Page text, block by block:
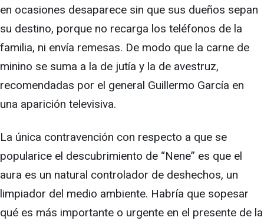
en ocasiones desaparece sin que sus dueños sepan
su destino, porque no recarga los teléfonos de la
familia, ni envía remesas. De modo que la carne de
minino se suma a la de jutía y la de avestruz,
recomendadas por el general Guillermo García en
una aparición televisiva.
La única contravención con respecto a que se
popularice el descubrimiento de “Nene” es que el
aura es un natural controlador de deshechos, un
limpiador del medio ambiente. Habría que sopesar
qué es más importante o urgente en el presente de la